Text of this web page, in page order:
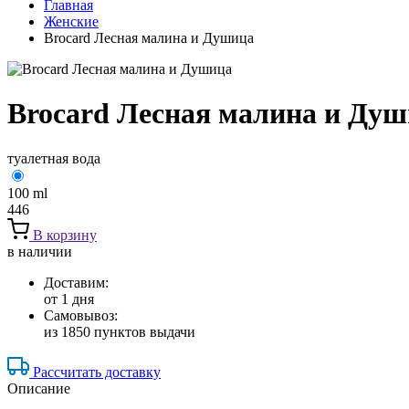
Главная
Женские
Brocard Лесная малина и Душица
Brocard Лесная малина и
туалетная вода
100 ml
446
В корзину
в наличии
Доставим:
от 1 дня
Самовывоз:
из 1850 пунктов выдачи
Рассчитать доставку
Описание